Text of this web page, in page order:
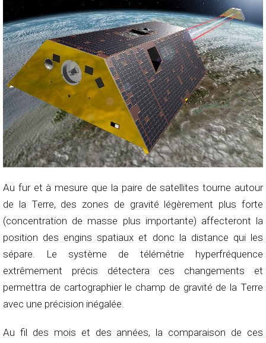
Au fur et à mesure que la paire de satellites tourne autour
de la Terre, des zones de gravité légèrement plus forte
(concentration de masse plus importante) affecteront la
position des engins spatiaux et donc la distance qui les
sépare. Le système de télémétrie hyperfréquence
extrêmement précis détectera ces changements et
permettra de cartographier le champ de gravité de la Terre
avec une précision inégalée.
Au fil des mois et des années, la comparaison de ces